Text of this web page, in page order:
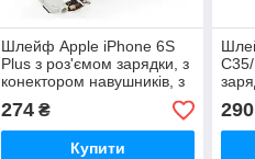
Шлейф Apple iPhone 6S
Plus з роз'ємом зарядки, з
конектором навушників, з
мікрофоном (білий
оригінал Китай)
274₴
Купити
290